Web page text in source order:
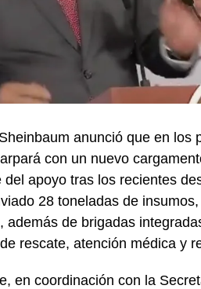
anunció que en los
con un nuevo
apoyo tras los recientes
28 toneladas de
además de brigadas
rescate, atención médica y
en coordinación con la